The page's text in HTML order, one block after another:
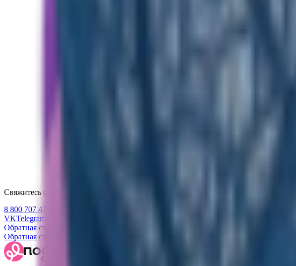
Свяжитесь с нами
8 800 707 47 47
VKTelegram
Обратная связь
Обратная связь